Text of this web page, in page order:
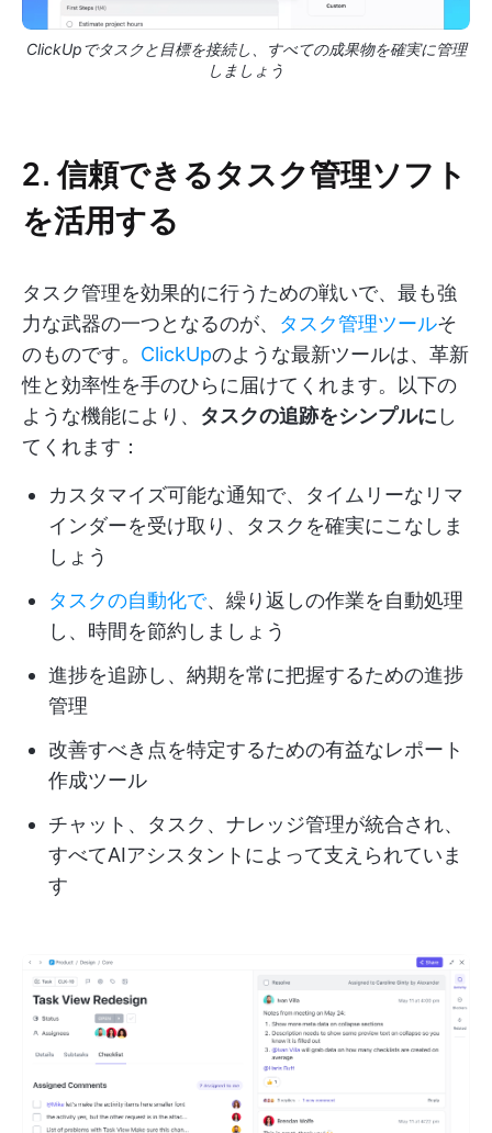
ClickUpでタスクと目標を接続し、すべての成果物を確実に管理
しましょう
2. 信頼できるタスク管理ソフト
を活用する
タスク管理を効果的に行うための戦いで、最も強
力な武器の一つとなるのが、 タスク管理ツールそ
のものです。 ClickUpのような最新ツールは、革新
性と効率性を手のひらに届けてくれます。以下の
ような機能により、 タスクの追跡をシンプルに し
てくれます：
カスタマイズ可能な通知で、タイムリーなリマ
インダーを受け取り、タスクを確実にこなしま
しょう
タスクの自動化で、繰り返しの作業を自動処理
し、時間を節約しましょう
進捗を追跡し、納期を常に把握するための進捗
管理
改善すべき点を特定するための有益なレポート
作成ツール
チャット、タスク、ナレッジ管理が統合され、
すべてAIアシスタントによって支えられていま
す